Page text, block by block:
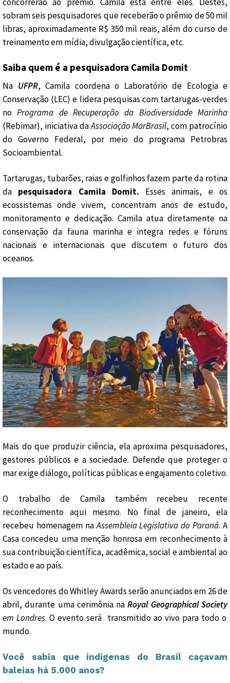
sobram seis pesquisadores que receberão o prêmio de 50 mil
libras, aproximadamente R$ 350 mil reais, além do curso de
treinamento em mídia, divulgação científica, etc.
Saiba quem é a pesquisadora Camila Domit
Na UFPR, Camila coordena o Laboratório de Ecologia e
Conservação (LEC) e lidera pesquisas com tartarugas-verdes
noPrograma de Recuperação da Biodiversidade Marinha
(Rebimar), iniciativa daAssociação MarBrasil, com patrocínio
do Governo Federal, por meio do programa Petrobras
Socioambiental.
Tartarugas, tubarões, raias e golfinhos fazem parte da rotina
da pesquisadora Camila Domit. Esses animais, e os
ecossistemas onde vivem, concentram anos de estudo,
monitoramento e dedicação. Camila atua diretamente na
conservação da fauna marinha e integra redes e fóruns
nacionais e internacionais que discutem o futuro dos
oceanos.
Mais do que produzir ciência, ela aproxima pesquisadores,
gestores públicos e a sociedade. Defende que proteger o
mar exige diálogo, políticas públicas e engajamento coletivo.
O trabalho de Camila também recebeu recente
reconhecimento aqui mesmo. No final de janeiro, ela
recebeu homenagem naAssembleia Legislativa do Paraná. A
Casa concedeu uma menção honrosa em reconhecimento à
sua contribuição científica, acadêmica, social e ambiental ao
estado e ao país.
Os vencedores do Whitley Awards serão anunciados em 26 de
abril, durante uma cerimônia na Royal Geographical Society
em Londres. O evento será transmitido ao vivo para todo o
mundo.
Você sabia que indígenas do Brasil caçavam
baleias há 5.000 anos?